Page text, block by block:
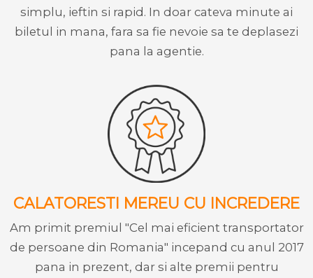
simplu, ieftin si rapid. In doar cateva minute ai
biletul in mana, fara sa fie nevoie sa te deplasezi
pana la agentie.
CALATORESTI MEREU CU INCREDERE
Am primit premiul "Cel mai eficient transportator
de persoane din Romania" incepand cu anul 2017
pana in prezent, dar si alte premii pentru